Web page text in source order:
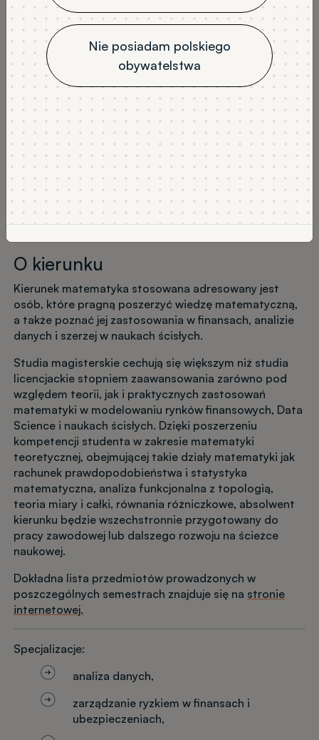
Nie posiadam polskiego
obywatelstwa
stacjonarne 4
JĘZYK WYKŁADOWY
polski
Program studiów
NABÓR
Rekrutacja na semestr zimowy
Wykaz tytułów
O kierunku
Kierunek matematyka stosowana adresowany jest
osób, które pragną poszerzyć wiedzę matematyczną,
a także poznać jej zastosowania w finansach, analizie
danych i szerzej w naukach ścisłych.
Studia magisterskie cechują się większym niż studia
licencjackie stopniem zaawansowania zarówno pod
względem teorii, jak i praktycznych zastosowań
matematyki w modelowaniu rynków finansowych, Data
Science i naukach ścisłych. Dzięki poszerzeniu
kompetencji studenta w zakresie matematyki
teoretycznej, obejmującej takie działy matematyki jak
rachunek prawdopodobieństwa i statystyka
matematyczna, analiza funkcjonalna z topologią,
teoria miary i całki, równania różniczkowe, absolwent
kierunku będzie wszechstronnie przygotowany do
pracy zawodowej lub dalszego rozwoju na ścieżce
naukowej.
Dokładna lista przedmiotów prowadzonych w
poszczególnych semestrach znajduje się na stronie
internetowej.
Specjalizacje:
analiza danych,
zarządzanie ryzkiem w finansach i
ubezpieczeniach,